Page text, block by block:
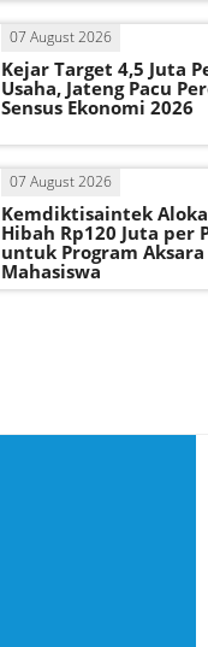
07 August 2026
Kejar Target 4,5 Juta
Usaha, Jateng Pacu
Sensus Ekonomi 2026
07 August 2026
Kemdiktisaintek
Hibah Rp120 Juta per
untuk Program Aksara
Mahasiswa